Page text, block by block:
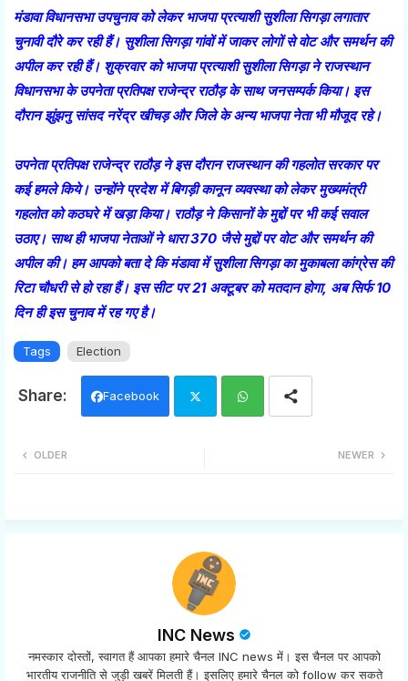
मंडावा विधानसभा उपचुनाव को लेकर भाजपा प्रत्याशी सुशीला सिगड़ा लगातार
चुनावी दौरे कर रही हैं। सुशीला सिगड़ा गांवों में जाकर लोगों से वोट और समर्थन की
अपील कर रही हैं। शुक्रवार को भाजपा प्रत्याशी सुशीला सिगड़ा ने राजस्थान
विधानसभा के उपनेता प्रतिपक्ष राजेन्द्र राठौड़ के साथ जनसम्पर्क किया। इस
दौरान झुंझनु सांसद नरेंद्र खीचड़ और जिले के अन्य भाजपा नेता भी मौजूद रहे।
उपनेता प्रतिपक्ष राजेन्द्र राठौड़ ने इस दौरान राजस्थान की गहलोत सरकार पर
कई हमले किये। उन्होंने प्रदेश में बिगड़ी कानून व्यवस्था को लेकर मुख्यमंत्री
गहलोत को कठघरे में खड़ा किया। राठौड़ ने किसानों के मुद्दों पर भी कई सवाल
उठाए। साथ ही भाजपा नेताओं ने धारा 370 जैसे मुद्दों पर वोट और समर्थन की
अपील की। हम आपको बता दे कि मंडावा में सुशीला सिगड़ा का मुकाबला कांग्रेस की
रिटा चौधरी से हो रहा हैं। इस सीट पर 21 अक्टूबर को मतदान होगा, अब सिर्फ 10
दिन ही इस चुनाव में रह गए है।
Tags Election
Facebook
NEWER
OLDER
INC News
नमस्कार दोस्तों, स्वागत हैं आपका हमारे चैनल INC news में। इस चैनल पर आपको
भारतीय राजनीति से जुड़ी खबरें मिलती हैं। इसलिए हमारे चैनल को follow कर सकते